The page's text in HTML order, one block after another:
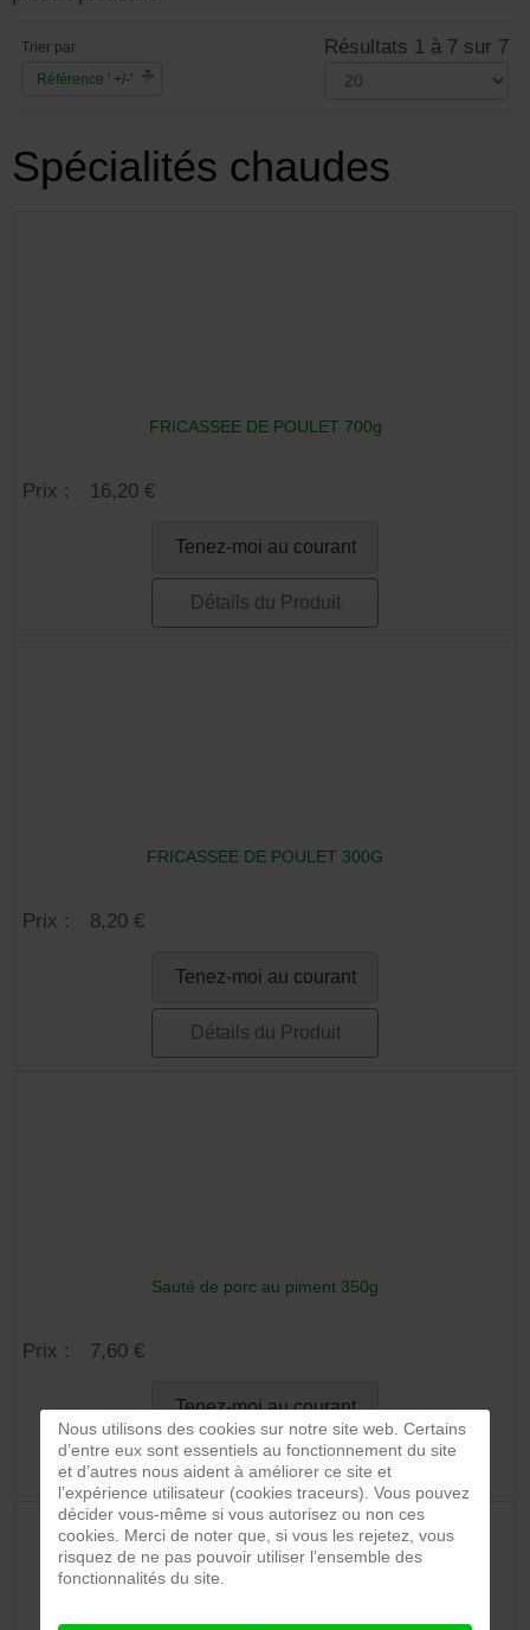
Trier par
Référence ' +/-'
Résultats 1 à 7 sur 7
Spécialités chaudes
FRICASSEE DE POULET 700g
Prix : 16,20 €
Tenez-moi au courant
Détails du Produit
FRICASSEE DE POULET 300G
Prix : 8,20 €
Tenez-moi au courant
Détails du Produit
Sauté de porc au piment 350g
Prix : 7,60 €
Tenez-moi au courant
Détails du Produit
Nous utilisons des cookies sur notre site web. Certains
d’entre eux sont essentiels au fonctionnement du site
et d’autres nous aident à améliorer ce site et
l’expérience utilisateur (cookies traceurs). Vous pouvez
décider vous-même si vous autorisez ou non ces
cookies. Merci de noter que, si vous les rejetez, vous
risquez de ne pas pouvoir utiliser l’ensemble des
fonctionnalités du site.